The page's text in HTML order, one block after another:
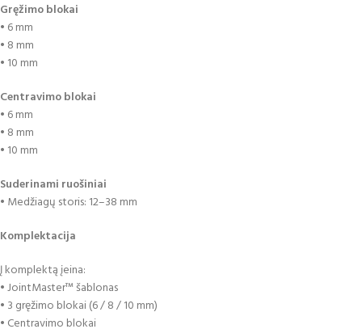
Gręžimo blokai
• 6 mm
• 8 mm
• 10 mm
Centravimo blokai
• 6 mm
• 8 mm
• 10 mm
Suderinami ruošiniai
• Medžiagų storis: 12–38 mm
Komplektacija
Į komplektą įeina:
• JointMaster™ šablonas
• 3 gręžimo blokai (6 / 8 / 10 mm)
• Centravimo blokai